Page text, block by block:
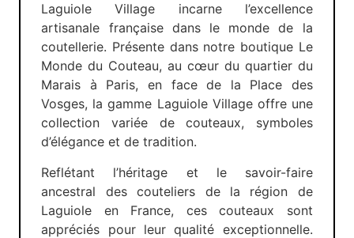
Laguiole Village incarne l’excellence
artisanale française dans le monde de la
coutellerie. Présente dans notre boutique Le
Monde du Couteau, au cœur du quartier du
Marais à Paris, en face de la Place des
Vosges, la gamme Laguiole Village offre une
collection variée de couteaux, symboles
d’élégance et de tradition.
Reflétant l’héritage et le savoir-faire
ancestral des couteliers de la région de
Laguiole en France, ces couteaux sont
appréciés pour leur qualité exceptionnelle.